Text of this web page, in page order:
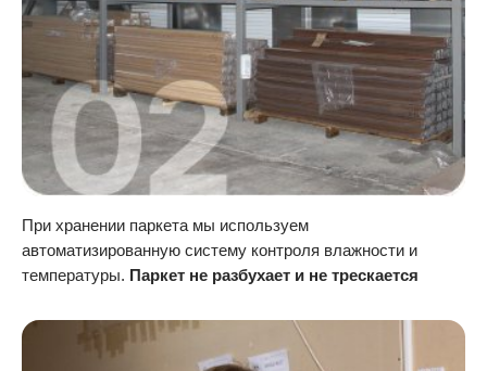
При хранении паркета мы используем
автоматизированную систему контроля влажности и
температуры. Паркет не разбухает и не трескается